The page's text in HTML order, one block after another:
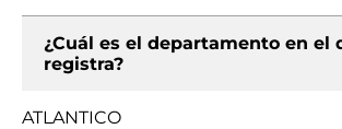
¿Cuál es el departamento en el
registra?
ATLANTICO